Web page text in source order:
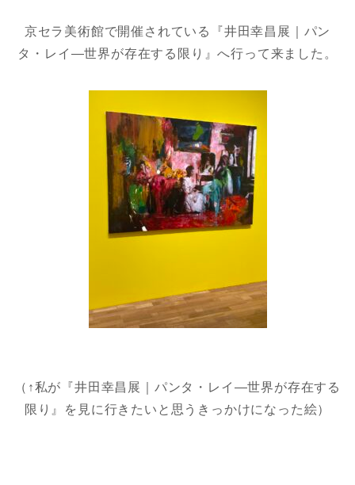
京セラ美術館で開催されている『井田幸昌展｜パン
タ・レイ―世界が存在する限り』へ行って来ました。
（↑私が『井田幸昌展｜パンタ・レイ―世界が存在する
限り』を見に行きたいと思うきっかけになった絵）